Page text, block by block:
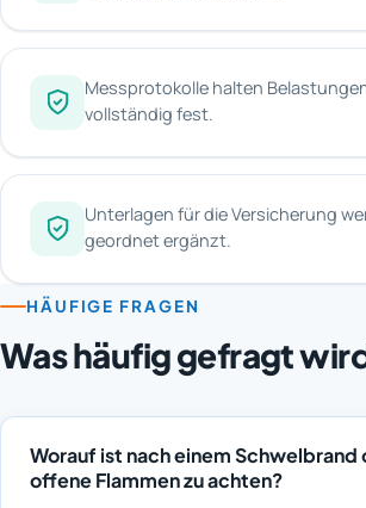
Messprotokolle halten
vollständig fest.
Unterlagen für die Versicherung
geordnet ergänzt.
HÄUFIGE FRAGEN
Was häufig gefragt
Worauf ist nach einem Schwelbrand
offene Flammen zu achten?